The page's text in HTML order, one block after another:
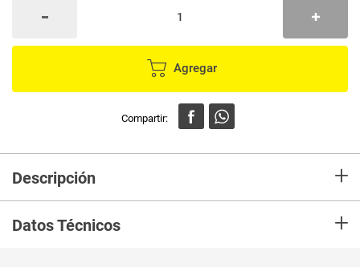
Agregar
Descripción +
Datos Técnicos +